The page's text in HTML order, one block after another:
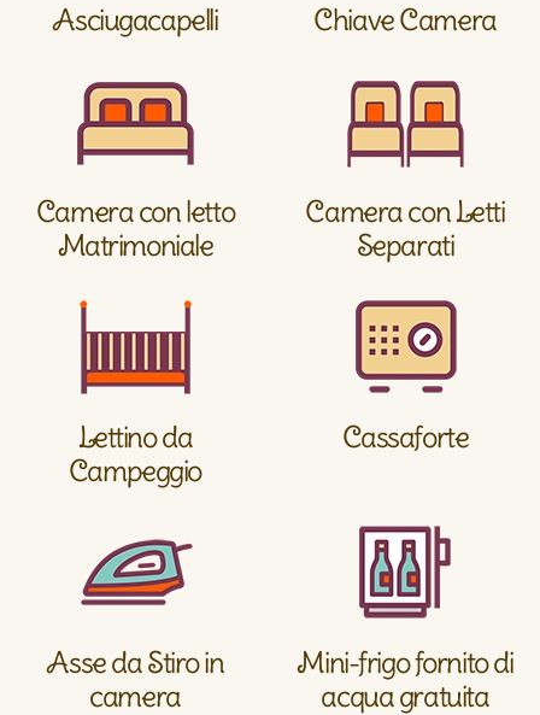
Asciugacapelli Chiave Camera
Camera con letto
Matrimoniale
Camera con Letti
Separati
Lettino da
Campeggio
Cassaforte
Asse da Stiro in
camera
Mini-frigo fornito di
acqua gratuita